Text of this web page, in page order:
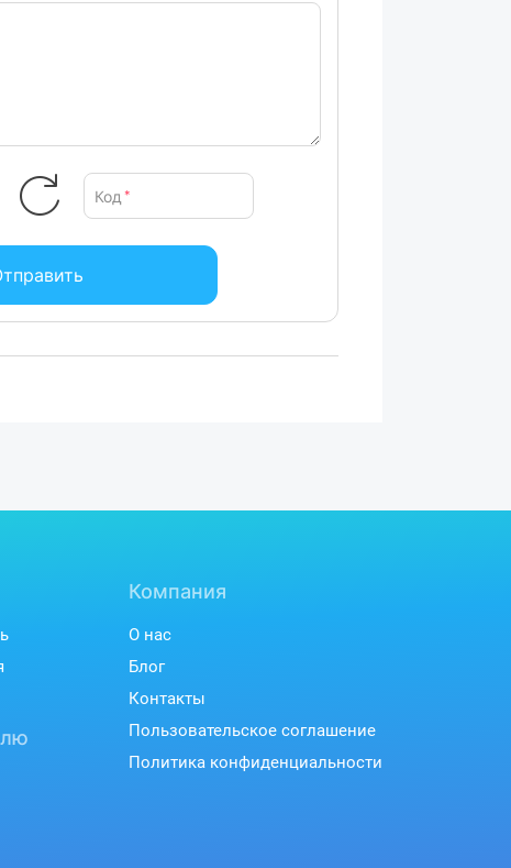
Код *
Компания
О нас
Блог
Контакты
Пользовательское соглашение
Политика конфиденциальности